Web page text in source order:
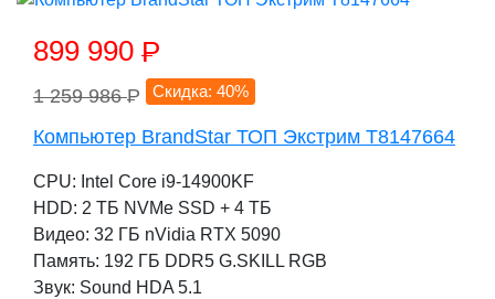
899 990 P
1 259 986P Скидка: 40%
Компьютер BrandStar ТОП Экстрим T8147664
CPU: Intel Core i9-14900KF
HDD: 2 TБ NVMe SSD + 4 TБ
Видео: 32 ГБ nVidia RTX 5090
Память: 192 ГБ DDR5 G.SKILL RGB
Звук: Sound HDA 5.1